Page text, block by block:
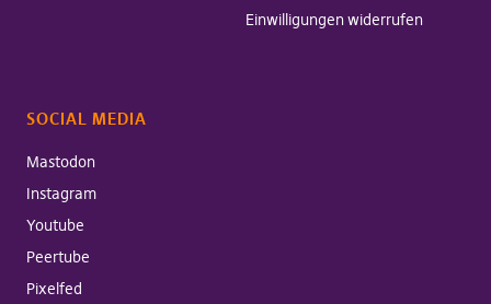
Einwilligungen widerrufen
SOCIAL MEDIA
Mastodon
Instagram
Youtube
Peertube
Pixelfed